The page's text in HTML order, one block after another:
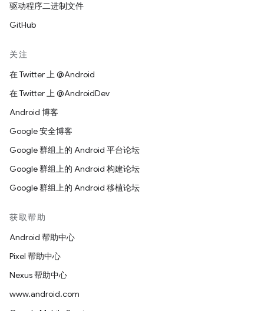
驱动程序二进制文件
GitHub
关注
在 Twitter 上 @Android
在 Twitter 上 @AndroidDev
Android 博客
Google 安全博客
Google 群组上的 Android 平台论坛
Google 群组上的 Android 构建论坛
Google 群组上的 Android 移植论坛
获取帮助
Android 帮助中心
Pixel 帮助中心
Nexus 帮助中心
www.android.com